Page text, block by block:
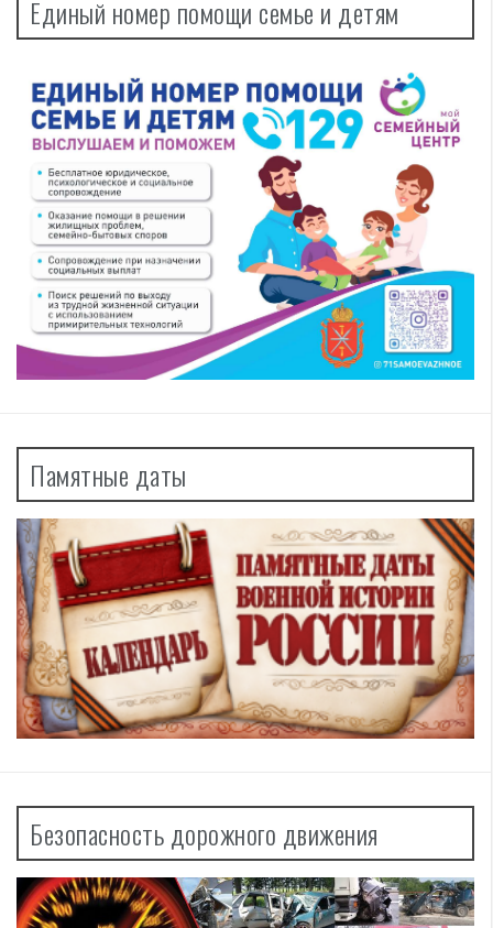
Единый номер помощи семье и детям
Памятные даты
Безопасность дорожного движения